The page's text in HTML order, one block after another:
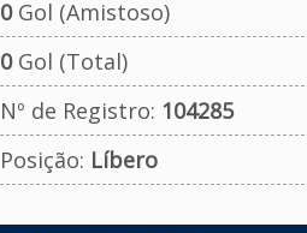
0Gol (Amistoso)
0Gol (Total)
Nº de Registro: 104285
Posição: Líbero